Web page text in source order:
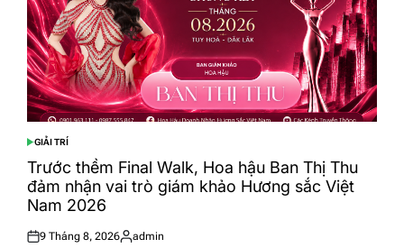
POSTED
IN
GIẢI TRÍ
Trước thềm Final Walk, Hoa hậu Ban Thị Thu
đảm nhận vai trò giám khảo Hương sắc Việt
Nam 2026
Posted
9 Tháng 8, 2026
Posted
admin